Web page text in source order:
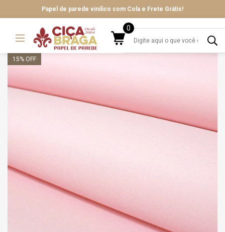
Papel de parede vinílico com Cola e Frete Grátis!
0
15% OFF